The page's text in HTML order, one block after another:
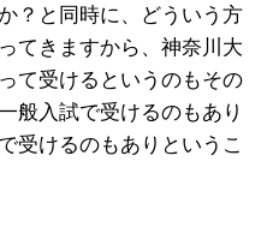
？と同時に、どういう方
てきますから、神奈川大
て受けるというのもその
般入試で受けるのもあり
受けるのもありというこ